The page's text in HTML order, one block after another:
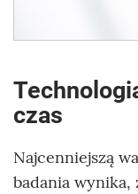
czas
Najcenniejszą
badania